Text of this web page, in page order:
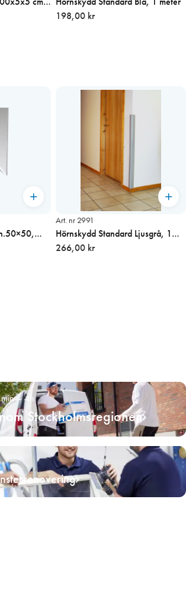
198,00 kr
Art. nr 2991
Hörnskydd Standard Ljusgrå, 1
meter
266,00 kr
– 4h
Stockholmsregionen